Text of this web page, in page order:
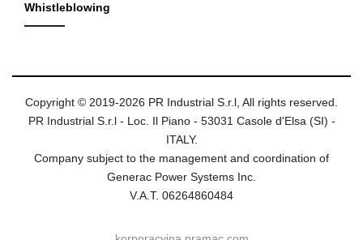
Whistleblowing
Copyright © 2019-2026 PR Industrial S.r.l, All rights reserved.
PR Industrial S.r.l - Loc. Il Piano - 53031 Casole d'Elsa (SI) -
ITALY.
Company subject to the management and coordination of
Generac Power Systems Inc.
V.A.T. 06264860484